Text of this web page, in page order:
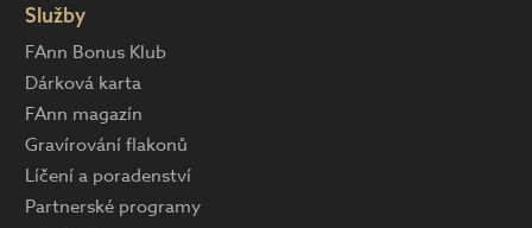
Služby
FAnn Bonus Klub
Dárková karta
FAnn magazín
Gravírování flakonů
Líčení a poradenství
Partnerské programy